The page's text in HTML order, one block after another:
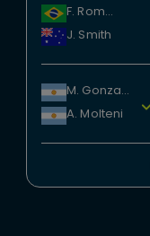
F. Romboli
J. Smith
M. Gonzalez
A. Molteni